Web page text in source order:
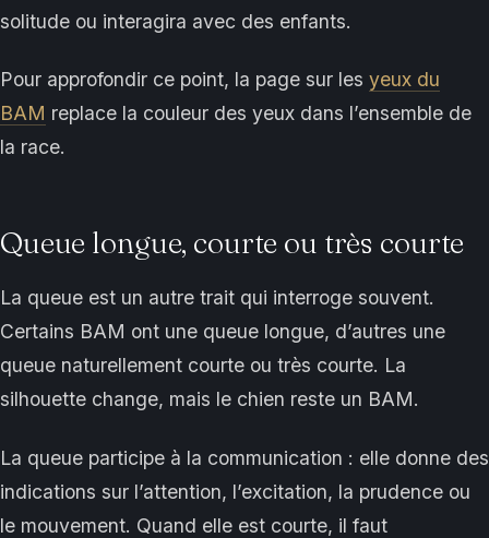
solitude ou interagira avec des enfants.
Pour approfondir ce point, la page sur les yeux du
BAM replace la couleur des yeux dans l’ensemble de
la race.
Queue longue, courte ou très courte
La queue est un autre trait qui interroge souvent.
Certains BAM ont une queue longue, d’autres une
queue naturellement courte ou très courte. La
silhouette change, mais le chien reste un BAM.
La queue participe à la communication : elle donne des
indications sur l’attention, l’excitation, la prudence ou
le mouvement. Quand elle est courte, il faut